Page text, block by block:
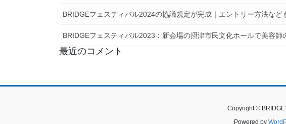
BRIDGEフェスティバル2024の協議規定が完成｜エントリー方法など
BRIDGEフェスティバル2023：新会場の摂津市民文化ホールで美容師
最近のコメント
Copyright ©
Powered by